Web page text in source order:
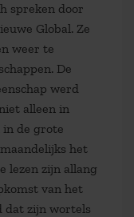
spreken door
Global. Ze
weer te
De
werd
alleen in
de grote
het
lezen zijn allang
van het
dat zijn wortels